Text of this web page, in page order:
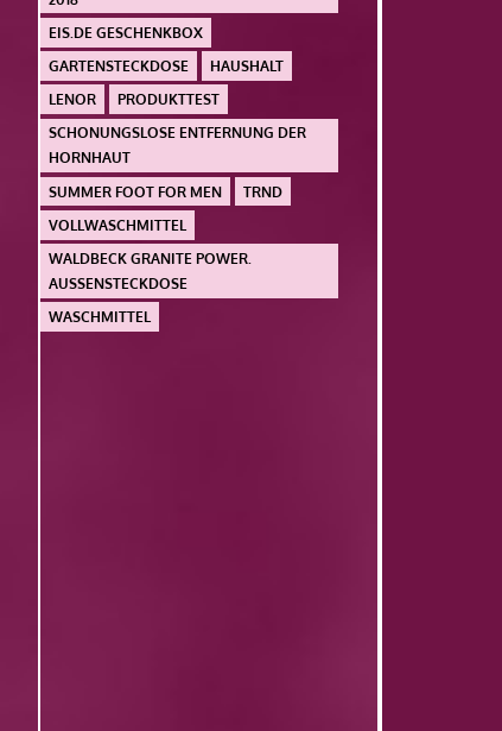
EIS.DE GESCHENKBOX
GARTENSTECKDOSE
HAUSHALT
LENOR
PRODUKTTEST
SCHONUNGSLOSE ENTFERNUNG DER
HORNHAUT
SUMMER FOOT FOR MEN
TRND
VOLLWASCHMITTEL
WALDBECK GRANITE POWER.
AUSSENSTECKDOSE
WASCHMITTEL